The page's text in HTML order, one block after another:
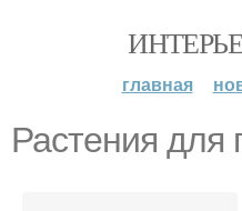
главная
Растения для